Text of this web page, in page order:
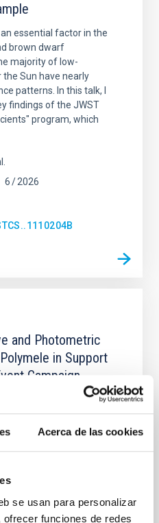
Acerca de las cookies
se usan para personalizar
funciones de redes
essential factor in the
brown dwarf
majority of low-
Sun have nearly
patterns. In this talk, I
findings of the JWST
program, which
6 2026
and Photometric
in Support
Campaign
curve and Fourier baseline
(15094) Polymele, a
Lucy mission, obtained
hr and a peak-to-peak